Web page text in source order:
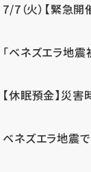
7/7（火）【緊急
「ベネズエラ地震
【休眠預金】災害
ベネズエラ地震